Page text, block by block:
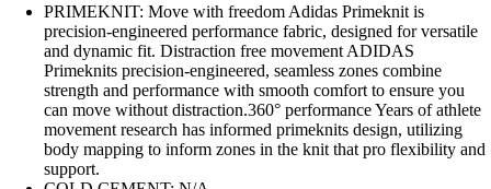
PRIMEKNIT: Move with freedom Adidas Primeknit is
precision-engineered performance fabric, designed for versatile
and dynamic fit. Distraction free movement ADIDAS
Primeknits precision-engineered, seamless zones combine
strength and performance with smooth comfort to ensure you
can move without distraction.360° performance Years of athlete
movement research has informed primeknits design, utilizing
body mapping to inform zones in the knit that pro flexibility and
support.